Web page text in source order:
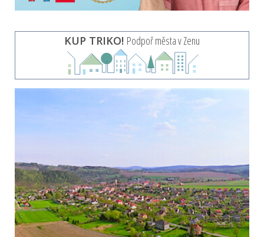
KUP TRIKO! Podpoř města v Zenu